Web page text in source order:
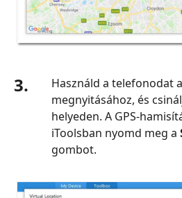
3. Használd a telefonodat a
megnyitásához, és
helyeden. A
iToolsban nyomd meg a
gombot.